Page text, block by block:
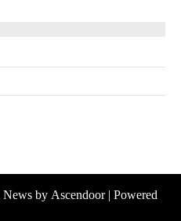
News by Ascendoor| Powered